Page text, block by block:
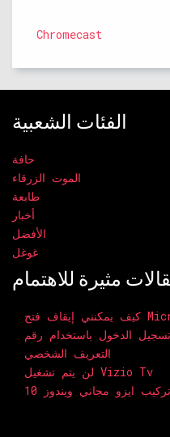
Chromecast
الفئات الشعبية
حافة
الموت الزرقاء
طابعة
أخبار
الأفضل
غوغل
مثيرة للاهتمام
الدخول باستخدام رقم
التعريف الشخصي
لن يتم تشغيل Vizio Tv
ايزو مجاني ويندوز 10